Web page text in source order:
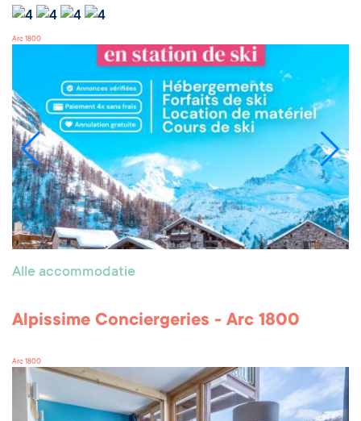
Arc 1800
Alle accommodatie
Alpissime Conciergeries - Arc 1800
Arc 1800